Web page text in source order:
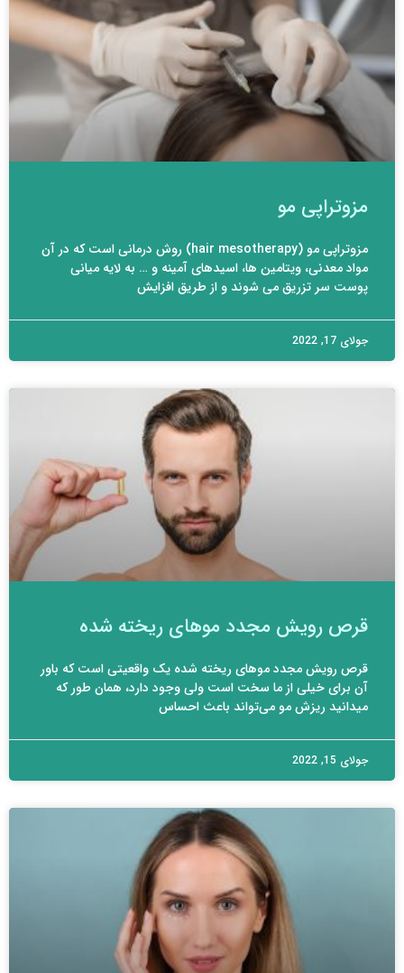
مزوتراپی مو
مزوتراپی مو (hair mesotherapy) روش درمانی است که در آن
مواد معدنی، ویتامین ها، اسیدهای آمینه و … به لایه میانی
پوست سر تزریق می شوند و از طریق افزایش
جولای 17, 2022
قرص رویش مجدد موهای ریخته شده
قرص رویش مجدد موهای ریخته شده یک واقعیتی است که باور
آن برای خیلی از ما سخت است ولی وجود دارد، همان طور که
میدانید ریزش مو می‌تواند باعث احساس
جولای 15, 2022